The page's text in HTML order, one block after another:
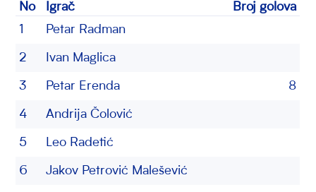
No Igrač
Broj golova
1
Petar Radman
2 Ivan Maglica
3 Petar Erenda 8
4 Andrija Čolović
5 Leo Radetić
6 Jakov Petrović Malešević